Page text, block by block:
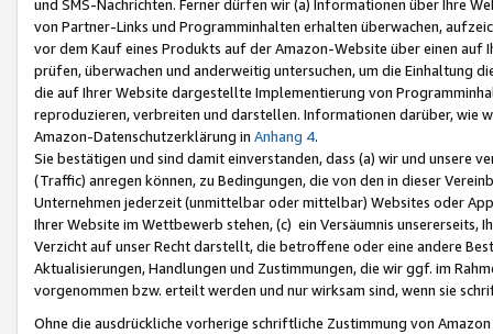
und SMS-Nachrichten. Ferner dürfen wir (a) Informationen über Ihre
von Partner-Links und Programminhalten erhalten überwachen,
vor dem Kauf eines Produkts auf der Amazon-Website über einen
prüfen, überwachen und anderweitig untersuchen, um die Einhaltung
die auf Ihrer Website dargestellte Implementierung von
reproduzieren, verbreiten und darstellen. Informationen darüber, wie
Amazon-Datenschutzerklärung in Anhang 4.
Sie bestätigen und sind damit einverstanden, dass (a) wir und
(Traffic) anregen können, zu Bedingungen, die von den in dieser
Unternehmen jederzeit (unmittelbar oder mittelbar) Websites oder
Ihrer Website im Wettbewerb stehen, (c) ein Versäumnis unsererseits,
Verzicht auf unser Recht darstellt, die betroffene oder eine andere
Aktualisierungen, Handlungen und Zustimmungen, die wir ggf. im
vorgenommen bzw. erteilt werden und nur wirksam sind, wenn sie
Ohne die ausdrückliche vorherige schriftliche Zustimmung von